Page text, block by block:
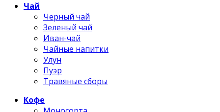
Чай
Черный чай
Зеленый чай
Иван-чай
Чайные напитки
Улун
Пуэр
Травяные сборы
Кофе